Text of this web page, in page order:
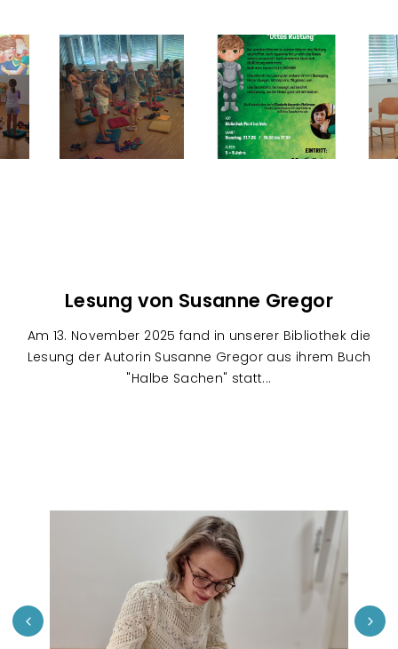
Lesung von Susanne Gregor
Am 13. November 2025 fand in unserer Bibliothek die
Lesung der Autorin Susanne Gregor aus ihrem Buch
"Halbe Sachen" statt...